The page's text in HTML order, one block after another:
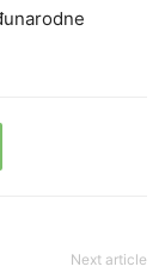
Next article